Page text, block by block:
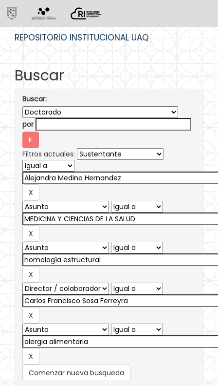
REPOSITORIO INSTITUCIONAL UAQ
Buscar
Buscar:
por
Filtros actuales:
Comenzar nueva busqueda